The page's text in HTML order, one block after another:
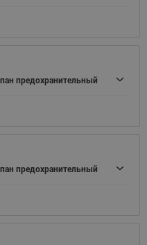
предохранительный
предохранительный